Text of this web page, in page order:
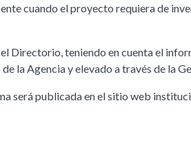
cuando el proyecto requiera de
Directorio, teniendo en cuenta el
la Agencia y elevado a través de la
será publicada en el sitio web